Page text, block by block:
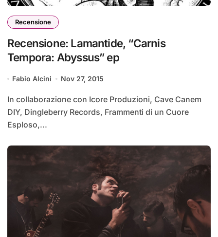
Recensione
Recensione: Lamantide, “Carnis
Tempora: Abyssus” ep
Fabio Alcini Nov 27, 2015
In collaborazione con Icore Produzioni, Cave Canem
DIY, Dingleberry Records, Frammenti di un Cuore
Esploso,...